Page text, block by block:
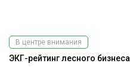
В центре внимания
ЭКГ-рейтинг лесного бизнеса